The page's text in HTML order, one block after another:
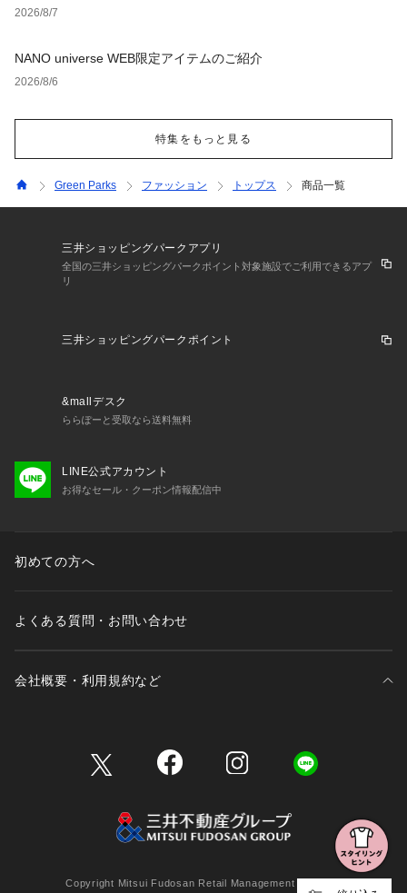
タイルとNGな着こなし
2026/8/7
NANO universe WEB限定アイテムのご紹介
2026/8/6
特集をもっと見る
Green Parks ファッション トップス 商品一覧
三井ショッピングパークアプリ
全国の三井ショッピングパークポイント対象施設でご利用できるアプ
リ
三井ショッピングパークポイント
&mallデスク
ららぽーと受取なら送料無料
LINE公式アカウント
お得なセール・クーポン情報配信中
初めての方へ
よくある質問・お問い合わせ
会社概要・利用規約など
Copyright Mitsui Fudosan Retail Management Co., Ltd.